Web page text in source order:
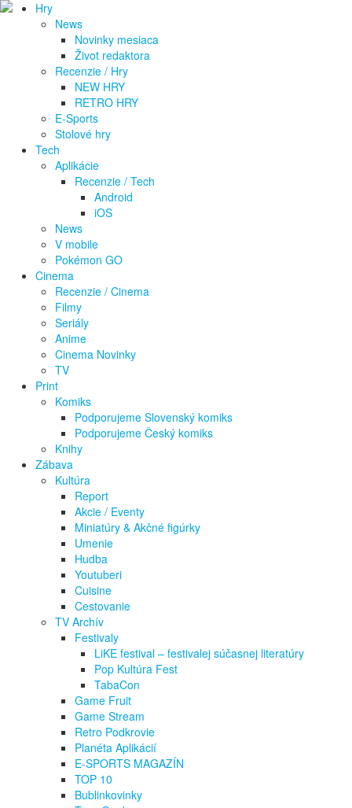
Hry
News
Novinky mesiaca
Život redaktora
Recenzie / Hry
NEW HRY
RETRO HRY
E-Sports
Stolové hry
Tech
Aplikácie
Recenzie / Tech
Android
iOS
News
V mobile
Pokémon GO
Cinema
Recenzie / Cinema
Filmy
Seriály
Anime
Cinema Novinky
TV
Print
Komiks
Podporujeme Slovenský komiks
Podporujeme Český komiks
Knihy
Zábava
Kultúra
Report
Akcie / Eventy
Miniatúry & Akčné figúrky
Umenie
Hudba
Youtuberi
Cuisine
Cestovanie
TV Archív
Festivaly
LiKE festival – festivalej súčasnej literatúry
Pop Kultúra Fest
TabaCon
Game Fruit
Game Stream
Retro Podkrovie
Planéta Aplikácií
E-SPORTS MAGAZÍN
TOP 10
Bublinkovinky